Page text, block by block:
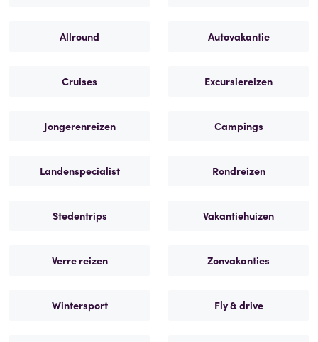
Allround Autovakantie
Cruises Excursiereizen
Jongerenreizen Campings
Landenspecialist Rondreizen
Stedentrips Vakantiehuizen
Verre reizen Zonvakanties
Wintersport Fly & drive